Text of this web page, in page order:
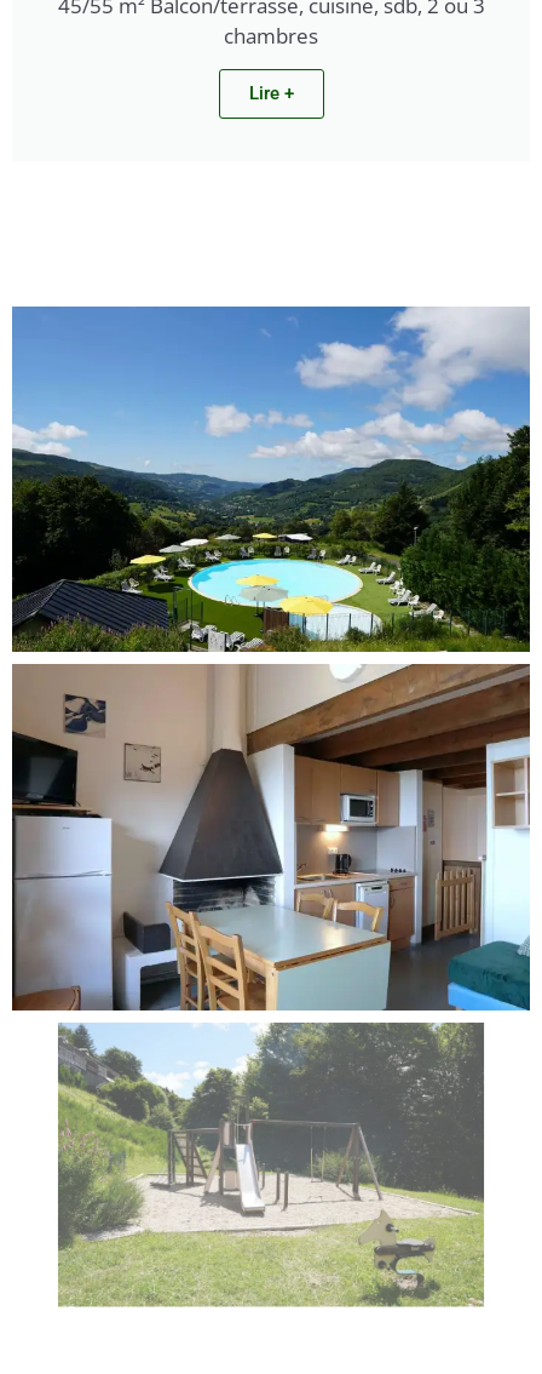
45/55 m² Balcon/terrasse, cuisine, sdb, 2 ou 3
chambres
Lire +